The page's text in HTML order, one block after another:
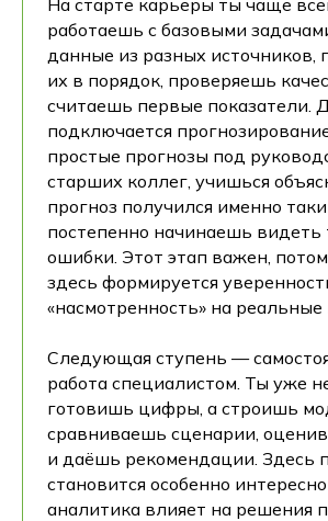
работаешь с базовыми
данные из разных
их в порядок, проверяешь
считаешь первые показатели.
подключается
простые прогнозы под
старших коллег, учишься
прогноз получился именно
постепенно начинаешь видеть
ошибки. Этот этап важен,
здесь формируется
«насмотренность» на реальные
Следующая ступень —
работа специалистом. Ты уже
готовишь цифры, а строишь
сравниваешь сценарии,
и даёшь рекомендации. Здесь
становится особенно
аналитика влияет на решения